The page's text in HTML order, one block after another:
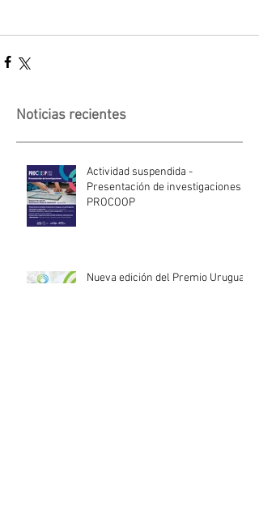
Noticias recientes
Actividad suspendida -
Presentación de investigaciones -
PROCOOP
Nueva edición del Premio Uruguay